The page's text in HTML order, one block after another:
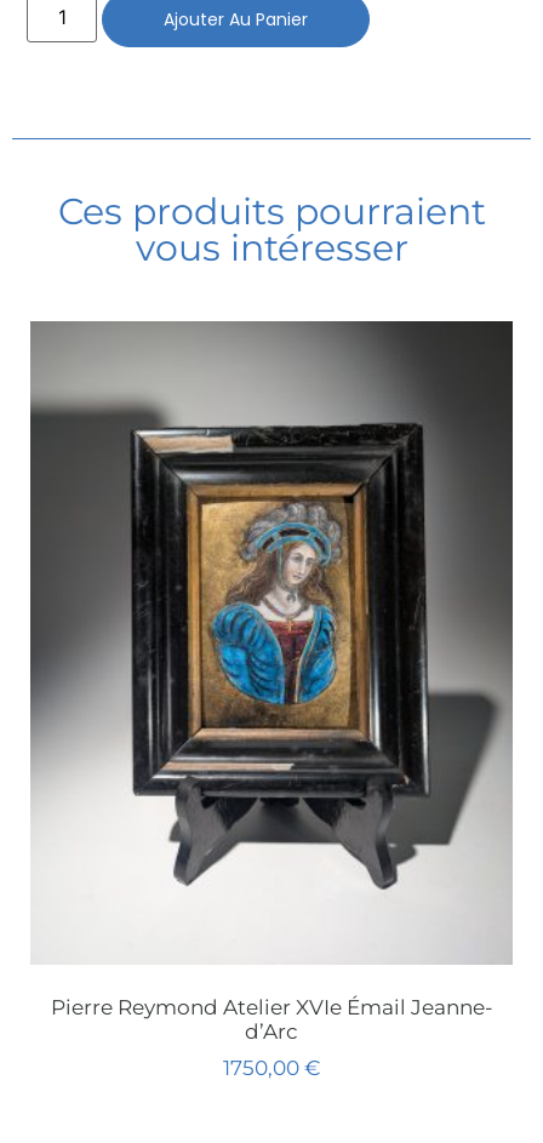
Ajouter Au Panier
Ces produits pourraient
vous intéresser
Pierre Reymond Atelier XVIe Émail Jeanne-
d’Arc
1750,00 €